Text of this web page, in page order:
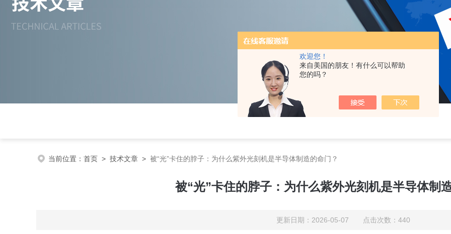
欢迎您！
来自美国的朋友！有什么可以帮助
您的吗？
当前位置： 首页 > 技术文章 > 被“光”卡住的脖子：为什么紫外光刻机是半导体制造的命门？
被“光”卡住的脖子：为什么紫外光刻机是半导体制
更新日期：2026-05-07 点击次数：440